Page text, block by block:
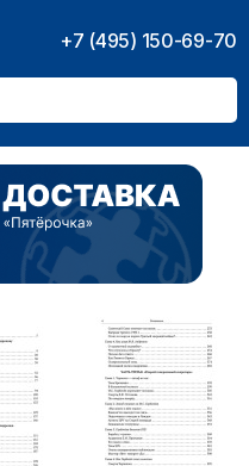
+7 (495) 150-69-70